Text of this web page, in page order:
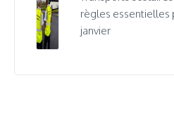
règles essentielles
janvier